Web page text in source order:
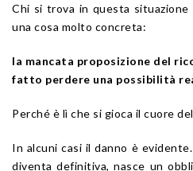
Chi si trova in questa
una cosa molto concreta:
la mancata proposizione del
fatto perdere una possibilità
Perché è lì che si gioca il cuore
In alcuni casi il danno è
diventa definitiva, nasce un